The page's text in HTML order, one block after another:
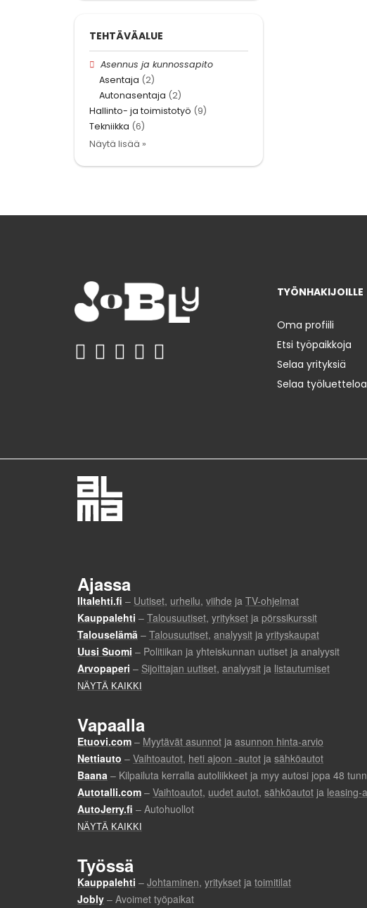
TEHTÄVÄALUE
Asennus ja kunnossapito
Asentaja (2)
Autonasentaja (2)
Hallinto- ja toimistotyö (9)
Tekniikka (6)
Näytä lisää »
TYÖNHAKIJOILLE
Oma profiili
Etsi työpaikkoja
Selaa yrityksiä
Selaa työluetteloa